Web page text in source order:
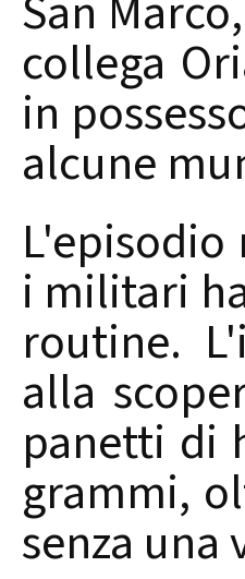
collega
in
alcune
i militari
routine.
alla
panetti di
grammi,
senza